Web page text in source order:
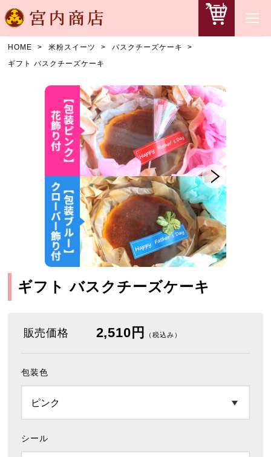
カート
HOME 米粉スイーツ
バスクチーズケーキ
ギフト バスクチーズケーキ
ギフト バスクチーズケーキ
販売価格 2,510円 （税込み）
包装色
シール